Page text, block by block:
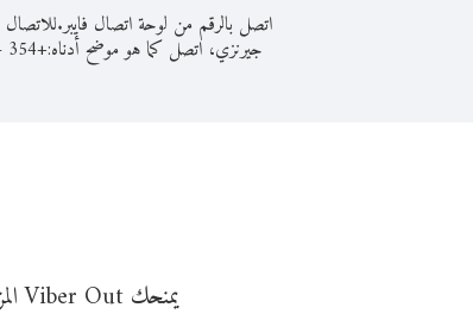
اتصل بالرقم من لوحة اتصال فايبر.للاتصال
جيرنزي، اتصل كما هو موضح أدناه:+
354
يمنحك Viber Out المزيد من وقت المكالمة مقابل تكلفة أقل من المال. اختر من أحد خيارات الاتصال المرنة ذات السعر المنخفض: